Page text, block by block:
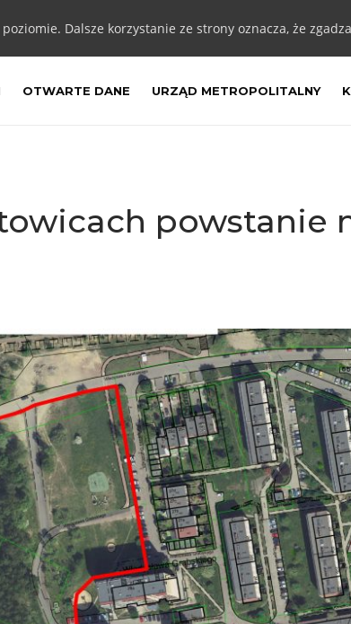
Dalsze korzystanie ze strony oznacza, że
OTWARTE DANE URZĄD METROPOLITALNY
powstanie